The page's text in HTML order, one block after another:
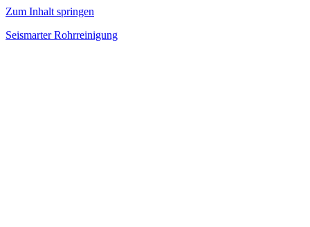
Zum Inhalt springen
Seismarter Rohrreinigung